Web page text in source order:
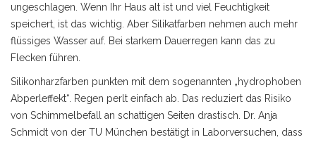
ungeschlagen. Wenn Ihr Haus alt ist und viel Feuchtigkeit
speichert, ist das wichtig. Aber Silikatfarben nehmen auch mehr
flüssiges Wasser auf. Bei starkem Dauerregen kann das zu
Flecken führen.
Silikonharzfarben punkten mit dem sogenannten „hydrophoben
Abperleffekt“. Regen perlt einfach ab. Das reduziert das Risiko
von Schimmelbefall an schattigen Seiten drastisch. Dr. Anja
Schmidt von der TU München bestätigt in Laborversuchen, dass